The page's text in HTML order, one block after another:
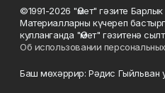
©1991-2026 "Өмет" гәзите
Материалларны күчереп
кулланганда "Өмет" гәзитенә
Об использовании
Баш мөхәррир: Рәдис Гыйльван